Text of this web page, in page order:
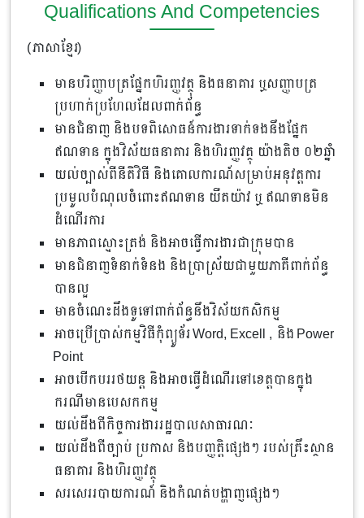
Qualifications And Competencies
(ភាសាខ្មែរ)
មានបរិញ្ញាបត្រផ្នែកហិរញ្ញវត្ថុ និងធនាគារ ឬសញ្ញាបត្រ
ប្រហាក់ប្រហែលដែលពាក់ព័ន្ធ
មានជំនាញ និងបទពិសោធន៍ការងារទាក់ទងនឹងផ្នែក
ឥណទាន ក្នុងវិស័យធនាគារ និងហិរញ្ញវត្ថុ ​យ៉ាង​តិច​ ០២ឆ្នាំ
យល់ច្បាស់ពីនីតិវិធី និងគោលការណ៍សម្រាប់អនុវត្តការ
ប្រមូលបំណុលចំពោះឥណទាន យឺតយ៉ាវ ឬ ឥណទានមិន
ដំណើរការ
មានភាពស្មោះត្រង់ និងអាចធ្វើការងារជាក្រុមបាន
មានជំនាញទំនាក់ទំនង និងប្រាស្រ័យជាមួយភាគីពាក់ព័ន្ធ
បានល្អ
មានចំណេះដឹងទូទៅពាក់ព័ន្ធនឹងវិស័យកសិកម្ម
អាចប្រើប្រាស់កម្មវិធីកុំព្យូទ័រ Word, Excell , និង Power
Point
អាចបើកបររថយន្ត និងអាចធ្វើដំណើរទៅខេត្តបានក្នុង
ករណីមានបេសកកម្ម
យល់ដឹងពីកិច្ចការងាររដ្ឋបាលសាធារណៈ
យល់ដឹងពីច្បាប់ ប្រកាស និងបញ្ញត្តិផ្សេងៗ របស់គ្រឹះស្ថាន
ធនាគារ និងហិរញ្ញវត្ថុ
សរសេររបាយការណ៍ និងកំណត់បង្ហាញផ្សេងៗ